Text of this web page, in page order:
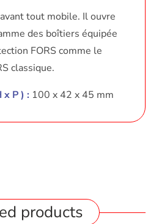
tout mobile. Il ouvre
des boîtiers équipée
FORS comme le
classique.
x P ) : 100 x 42 x 45 mm
products